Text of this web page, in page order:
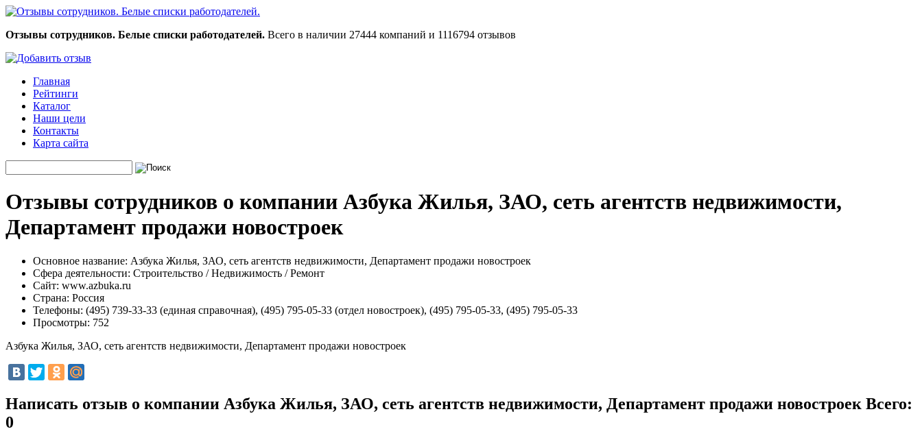
Отзывы сотрудников. Белые списки работодателей. Всего в наличии 27444 компаний и 1116794 отзывов
Главная
Рейтинги
Каталог
Наши цели
Контакты
Карта сайта
Отзывы сотрудников о компании Азбука Жилья, ЗАО, сеть агентств недвижимости,
Департамент продажи новостроек
Основное название: Азбука Жилья, ЗАО, сеть агентств недвижимости, Департамент продажи новостроек
Сфера деятельности: Строительство / Недвижимость / Ремонт
Сайт: www.azbuka.ru
Страна: Россия
Телефоны: (495) 739-33-33 (единая справочная), (495) 795-05-33 (отдел новостроек), (495) 795-05-33, (495) 795-05-33
Просмотры: 752
Азбука Жилья, ЗАО, сеть агентств недвижимости, Департамент продажи новостроек
Написать отзыв о компании Азбука Жилья, ЗАО, сеть агентств недвижимости, Департамент продажи новостроек Всего:
0